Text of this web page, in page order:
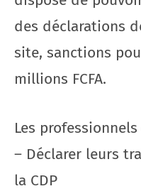
des déclarations
site, sanctions
millions FCFA.
Les
– Déclarer leurs
la CDP